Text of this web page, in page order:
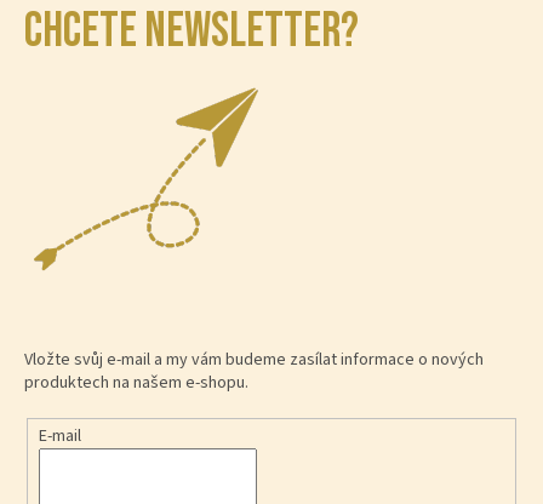
CHCETE NEWSLETTER?
Vložte svůj e-mail a my vám budeme zasílat informace o nových
produktech na našem e-shopu.
E-mail